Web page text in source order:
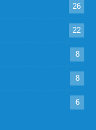
26
22
8
8
6